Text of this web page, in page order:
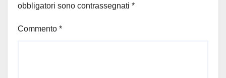
obbligatori sono contrassegnati *
Commento *